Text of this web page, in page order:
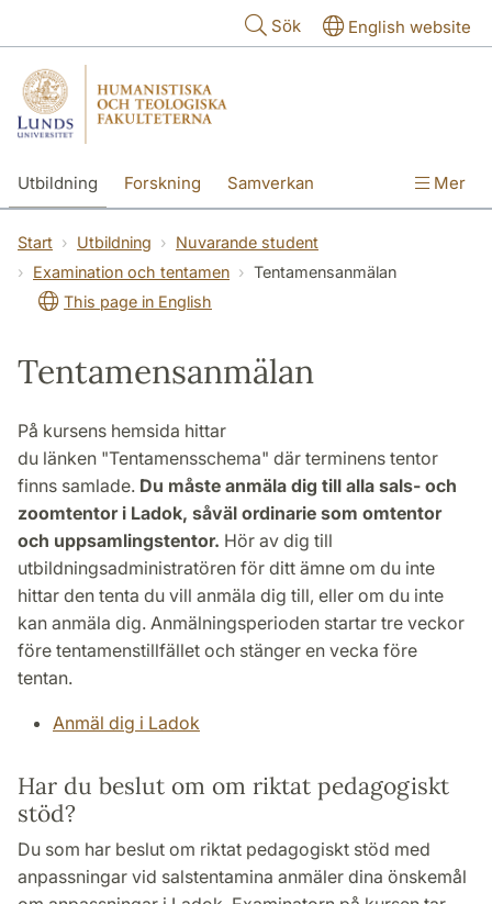
Sök English website
Utbildning Forskning Samverkan Mer
Start Utbildning
Nuvarande student
Examination och tentamen
Tentamensanmälan
This page in English
Tentamensanmälan
På kursens hemsida hittar
du länken "Tentamensschema" där terminens tentor
finns samlade. Du måste anmäla dig till alla sals- och
zoomtentor i Ladok, såväl ordinarie som omtentor
och uppsamlingstentor. Hör av dig till
utbildningsadministratören för ditt ämne om du inte
hittar den tenta du vill anmäla dig till, eller om du inte
kan anmäla dig. Anmälningsperioden startar tre veckor
före tentamenstillfället och stänger en vecka före
tentan.
Anmäl dig i Ladok
Har du beslut om om riktat pedagogiskt
stöd?
Du som har beslut om riktat pedagogiskt stöd med
anpassningar vid salstentamina anmäler dina önskemål